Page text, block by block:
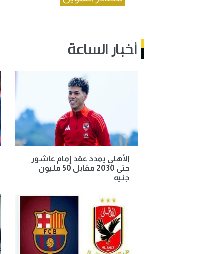
أخبار الساعة
الأهلي يمدد عقد إمام عاشور
حتى 2030 مقابل 50 مليون
جنيه